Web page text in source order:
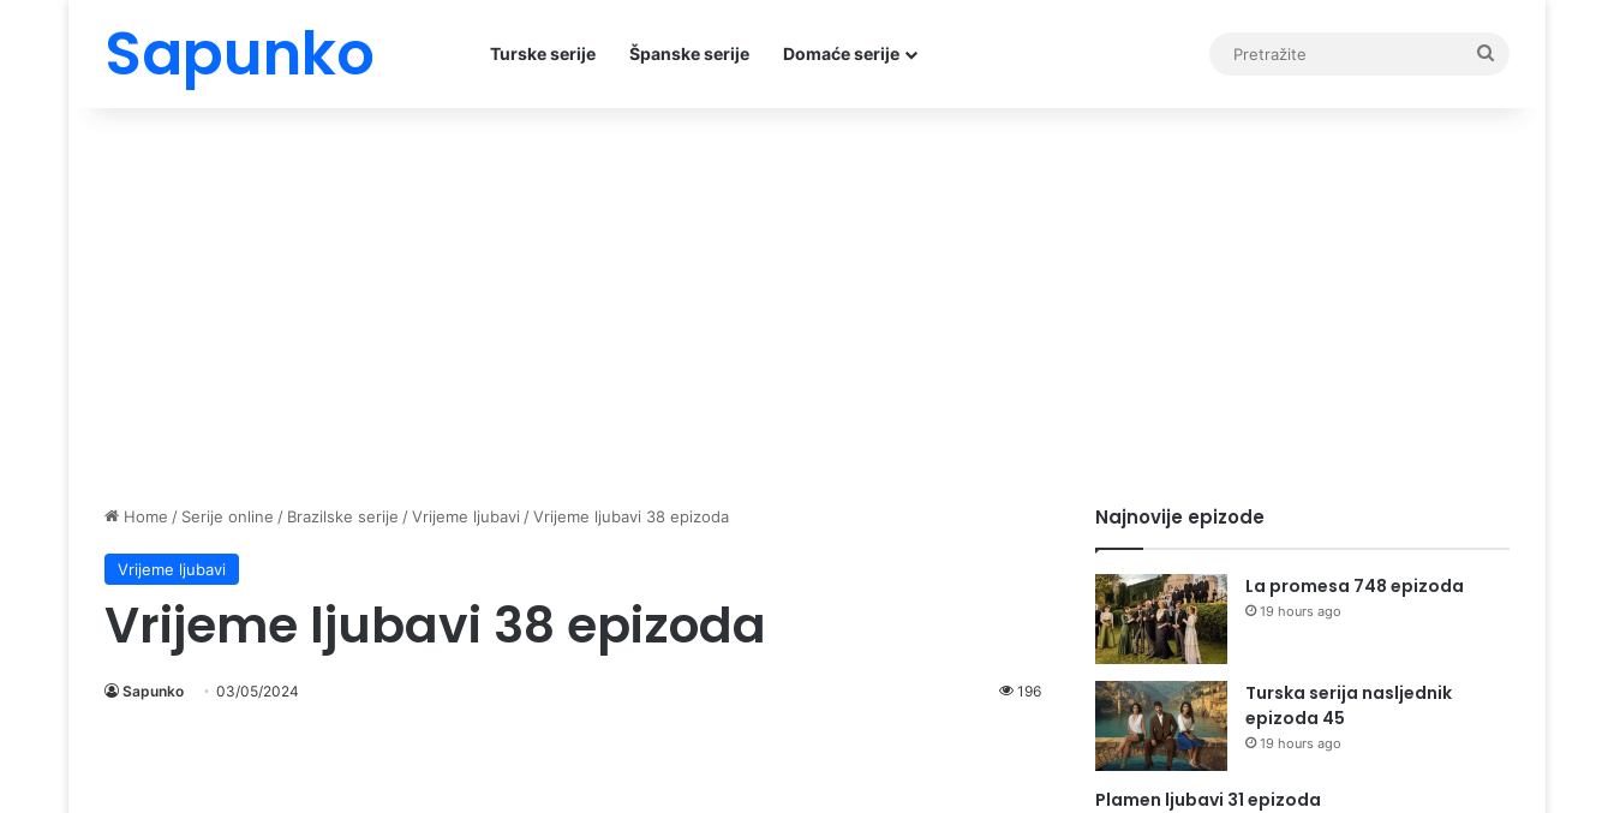
Sapunko Turske serije Španske serije Domaće serije
Home / Serije online / Brazilske serije /Vrijeme ljubavi /Vrijeme ljubavi 38 epizoda
Vrijeme ljubavi
Vrijeme ljubavi 38 epizoda
Sapunko 03/05/2024 196
Najnovije epizode
La promesa 748 epizoda
19 hours ago
Turska serija nasljednik
epizoda 45
19 hours ago
Plamen ljubavi 31 epizoda